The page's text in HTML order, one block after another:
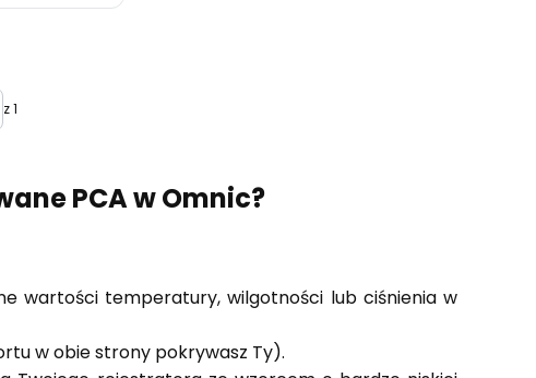
z 1
PCA w Omnic?
wartości temperatury, wilgotności lub ciśnienia w
w obie strony pokrywasz Ty).